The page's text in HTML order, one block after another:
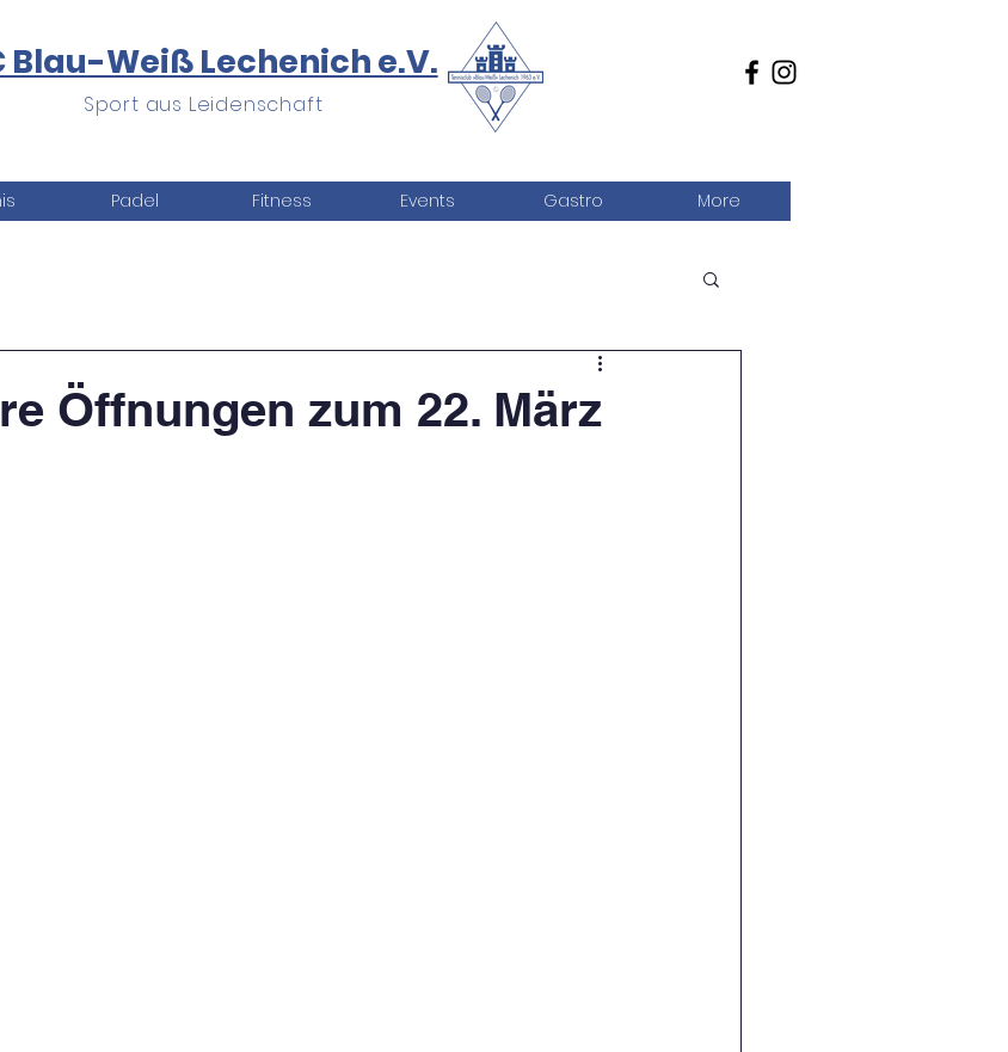
Blau-Weiß Lechenich e.V.
Sport aus Leidenschaft
Padel Fitness Events Gastro More
Öffnungen zum 22. März